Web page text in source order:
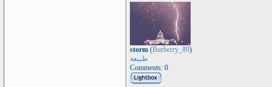
storm (Burberry_89)
طبيعة
Comments: 0